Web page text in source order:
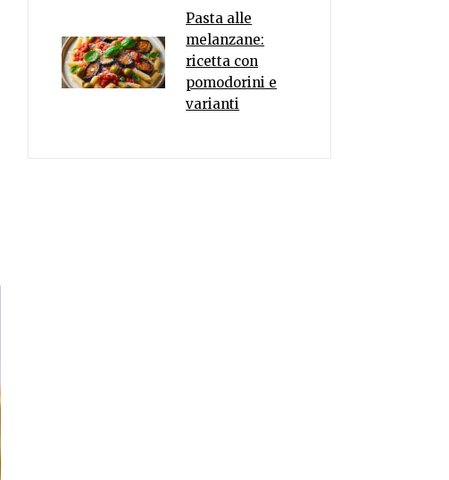
Pasta alle
melanzane:
ricetta con
pomodorini e
varianti